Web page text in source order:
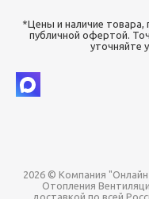
*Цены и наличие товара,
публичной офертой.
уточняйте
2026 © Компания
Отопления
доставкой по всей